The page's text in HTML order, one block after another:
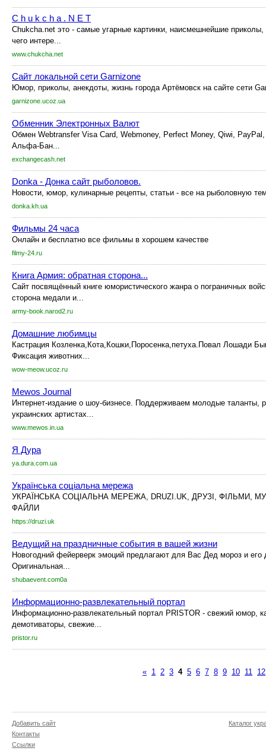
C h u k c h a . N E T
Chukcha.net это - самые угарные картинки, наисмешнейшие приколы,
чего интере...
www.chukcha.net
Сайт локальной сети Garnizone
Юмор, приколы, анекдоты, жизнь города Артёмовск на сайте сети
garnizone.ucoz.ua
Обменник Электронных Валют
Обмен Webtransfer Visa Card, Webmoney, Perfect Money, Qiwi,
Альфа-Бан...
exchangecash.net
Donka - Донка сайт рыболовов.
Новости, юмор, кулинарные рецепты, статьи - все на рыболовную
donka.kh.ua
Фильмы 24 часа
Онлайн и бесплатно все фильмы в хорошем качестве
filmy-24.ru
Книга Армия: обратная сторона...
Сайт посвящённый книге юмористического жанра о пограничных
сторона медали и...
army-book.narod2.ru
Домашние любимцы
Кастрация Козленка,Кота,Кошки,Поросенка,петуха.Повал Лошади
Фиксация животних...
wow-meow.ucoz.ru
Mewos Journal
Интернет-издание о шоу-бизнесе. Поддерживаем молодые таланты,
украинских артистах...
www.mewos.in.ua
Я Дура
ya.dura.com.ua
Українська соціальна мережа
УКРАЇНСЬКА СОЦІАЛЬНА МЕРЕЖА, DRUZI.UK, ДРУЗІ, ФІЛЬМИ,
ФАЙЛИ
https://druzi.uk
Ведущий на праздничные события в вашей жизни
Новогодний фейерверк эмоций предлагают для Вас Дед мороз и его
Оригинальная...
shubaevent.com0a
Информационно-развлекательный портал
Информационно-развлекательный портал PRISTOR - свежий юмор,
демотиваторы, свежие...
pristor.ru
« 1 2 3 4 5 6 7 8 9 10 11 12
Добавить сайт
Контакты
Ссылки
Каталог